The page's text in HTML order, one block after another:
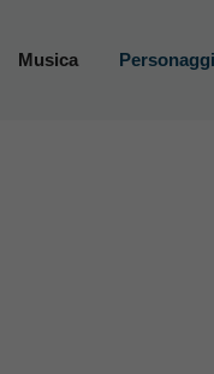
Musica Personaggi